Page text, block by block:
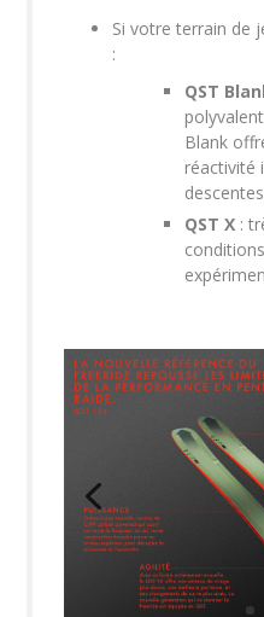
Si votre terrain de
:
QST
Blank
réactivité
QST X :